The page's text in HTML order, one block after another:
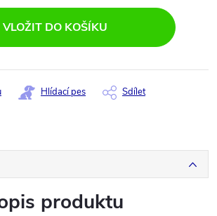
VLOŽIT DO KOŠÍKU
Hlídací pes Sdílet
produktu